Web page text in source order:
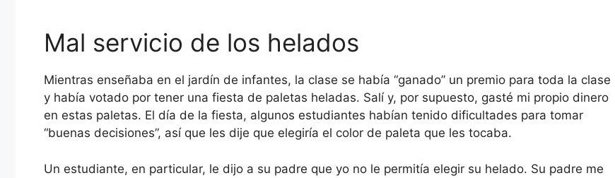
Mal servicio de los helados
Mientras enseñaba en el jardín de infantes, la clase se había “ganado” un premio para toda la clase
y había votado por tener una fiesta de paletas heladas. Salí y, por supuesto, gasté mi propio dinero
en estas paletas. El día de la fiesta, algunos estudiantes habían tenido dificultades para tomar
“buenas decisiones”, así que les dije que elegiría el color de paleta que les tocaba.
Un estudiante, en particular, le dijo a su padre que yo no le permitía elegir su helado. Su padre me